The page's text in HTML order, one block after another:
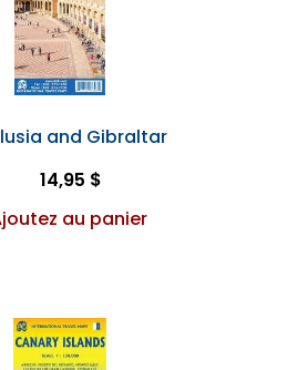
and Gibraltar
14,95 $
au panier